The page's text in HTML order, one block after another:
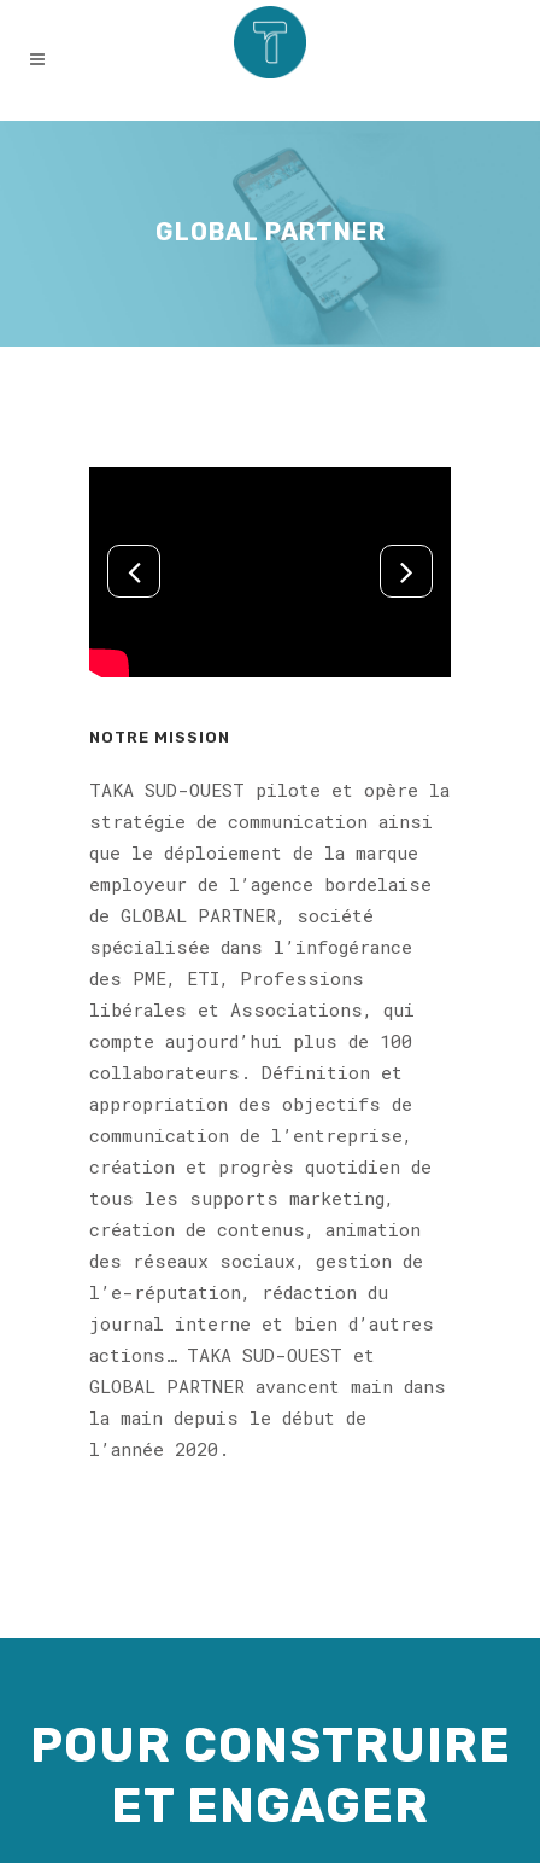
GLOBAL PARTNER
NOTRE MISSION
TAKA SUD-OUEST pilote et opère la
stratégie de communication ainsi
que le déploiement de la marque
employeur de l’agence bordelaise
de GLOBAL PARTNER, société
spécialisée dans l’infogérance
des PME, ETI, Professions
libérales et Associations, qui
compte aujourd’hui plus de 100
collaborateurs. Définition et
appropriation des objectifs de
communication de l’entreprise,
création et progrès quotidien de
tous les supports marketing,
création de contenus, animation
des réseaux sociaux, gestion de
l’e-réputation, rédaction du
journal interne et bien d’autres
actions… TAKA SUD-OUEST et
GLOBAL PARTNER avancent main dans
la main depuis le début de
l’année 2020.
POUR CONSTRUIRE
ET ENGAGER